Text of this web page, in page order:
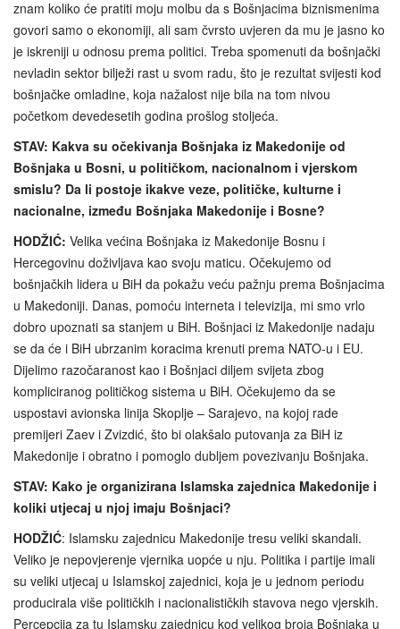
znam koliko će pratiti moju molbu da s Bošnjacima biznismenima
govori samo o ekonomiji, ali sam čvrsto uvjeren da mu je jasno ko
je iskreniji u odnosu prema politici. Treba spomenuti da bošnjački
nevladin sektor bilježi rast u svom radu, što je rezultat svijesti kod
bošnjačke omladine, koja nažalost nije bila na tom nivou
početkom devedesetih godina prošlog stoljeća.
STAV: Kakva su očekivanja Bošnjaka iz Makedonije od
Bošnjaka u Bosni, u političkom, nacionalnom i vjerskom
smislu? Da li postoje ikakve veze, političke, kulturne i
nacionalne, između Bošnjaka Makedonije i Bosne?
HODŽIĆ: Velika većina Bošnjaka iz Makedonije Bosnu i
Hercegovinu doživljava kao svoju maticu. Očekujemo od
bošnjačkih lidera u BiH da pokažu veću pažnju prema Bošnjacima
u Makedoniji. Danas, pomoću interneta i televizija, mi smo vrlo
dobro upoznati sa stanjem u BiH. Bošnjaci iz Makedonije nadaju
se da će i BiH ubrzanim koracima krenuti prema NATO-u i EU.
Dijelimo razočaranost kao i Bošnjaci diljem svijeta zbog
kompliciranog političkog sistema u BiH. Očekujemo da se
uspostavi avionska linija Skoplje – Sarajevo, na kojoj rade
premijeri Zaev i Zvizdić, što bi olakšalo putovanja za BiH iz
Makedonije i obratno i pomoglo dubljem povezivanju Bošnjaka.
STAV: Kako je organizirana Islamska zajednica Makedonije i
koliki utjecaj u njoj imaju Bošnjaci?
HODŽIĆ: Islamsku zajednicu Makedonije tresu veliki skandali.
Veliko je nepovjerenje vjernika uopće u nju. Politika i partije imali
su veliki utjecaj u Islamskoj zajednici, koja je u jednom periodu
producirala više političkih i nacionalističkih stavova nego vjerskih.
Percepcija za tu Islamsku zajednicu kod velikog broja Bošnjaka u